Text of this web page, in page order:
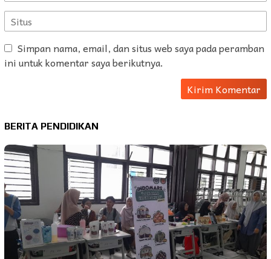
Simpan nama, email, dan situs web saya pada peramban
ini untuk komentar saya berikutnya.
BERITA PENDIDIKAN